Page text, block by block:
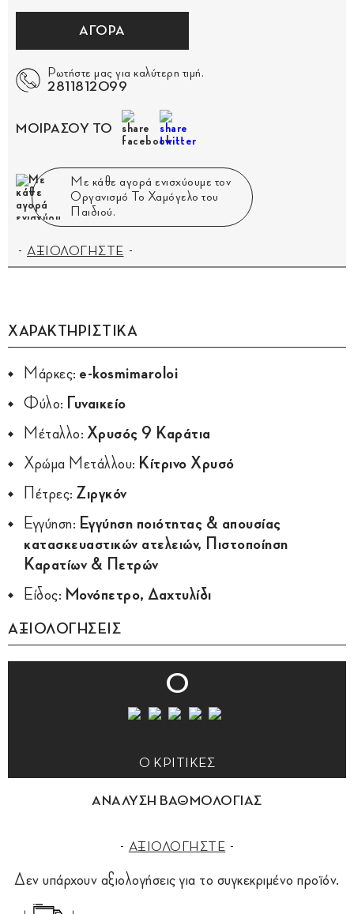
ΑΓΟΡΑ
Ρωτήστε μας για καλύτερη τιμή.
2811812099
ΜΟΙΡΑΣΟΥ ΤΟ
Με κάθε αγορά ενισχύουμε τον
Οργανισμό Το Χαμόγελο του
Παιδιού.
ΑΞΙΟΛΟΓΗΣΤΕ
ΧΑΡΑΚΤΗΡΙΣΤΙΚΑ
Μάρκες: e-kosmimaroloi
Φύλο:
Γυναικείο
Μέταλλο: Χρυσός 9 Καράτια
Χρώμα Μετάλλου: Κίτρινο Χρυσό
Πέτρες: Ζιργκόν
Εγγύηση: Εγγύηση ποιότητας & απουσίας
κατασκευαστικών ατελειών, Πιστοποίηση
Καρατίων & Πετρών
Είδος: Μονόπετρο, Δαχτυλίδι
ΑΞΙΟΛΟΓΗΣΕΙΣ
0
0 ΚΡΙΤΙΚΕΣ
ΑΝΑΛΥΣΗ ΒΑΘΜΟΛΟΓΙΑΣ
ΑΞΙΟΛΟΓΗΣΤΕ
Δεν υπάρχουν αξιολογήσεις για το συγκεκριμένο προϊόν.